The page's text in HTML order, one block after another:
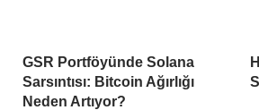
GSR Portföyünde Solana
Sarsıntısı: Bitcoin Ağırlığı
Neden Artıyor?